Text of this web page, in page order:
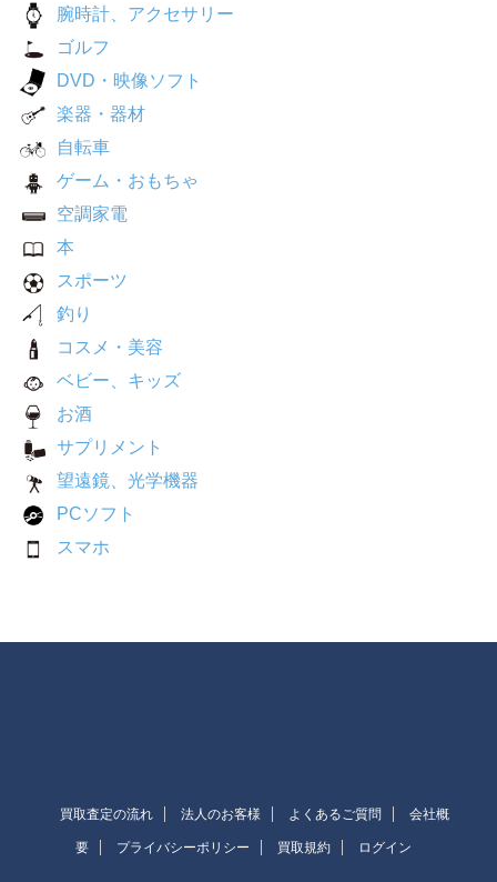
腕時計、アクセサリー
ゴルフ
DVD・映像ソフト
楽器・器材
自転車
ゲーム・おもちゃ
空調家電
本
スポーツ
釣り
コスメ・美容
ベビー、キッズ
お酒
サプリメント
望遠鏡、光学機器
PCソフト
スマホ
買取査定の流れ 法人のお客様 よくあるご質問 会社概
要 プライバシーポリシー 買取規約 ログイン